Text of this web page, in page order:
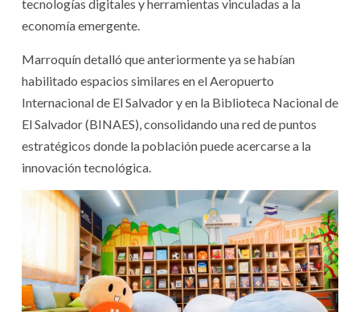
tecnologías digitales y herramientas vinculadas a la
economía emergente.
Marroquín detalló que anteriormente ya se habían
habilitado espacios similares en el Aeropuerto
Internacional de El Salvador y en la Biblioteca Nacional de
El Salvador (BINAES), consolidando una red de puntos
estratégicos donde la población puede acercarse a la
innovación tecnológica.